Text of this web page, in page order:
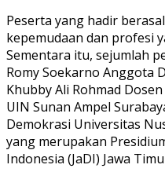
Peserta yang hadir
kepemudaan dan profesi
Sementara itu, sejumlah
Romy Soekarno Anggota
Khubby Ali Rohmad
UIN Sunan Ampel
Demokrasi Universitas
yang merupakan
Indonesia (JaDI) Jawa